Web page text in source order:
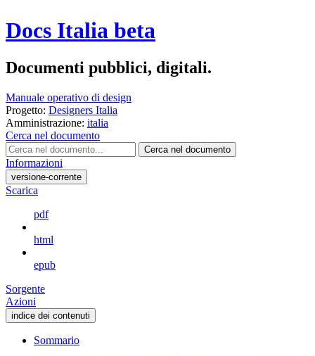
Docs Italia beta
Documenti pubblici, digitali.
Manuale operativo di design
Progetto: Designers Italia
Amministrazione: italia
Cerca nel documento
Cerca nel documento
Informazioni
versione-corrente
Scarica
pdf
html
epub
Sorgente
Azioni
indice dei contenuti
Sommario